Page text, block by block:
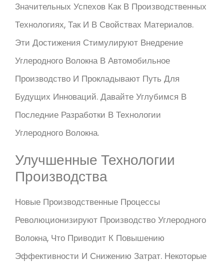
Значительных Успехов Как В Производственных
Технологиях, Так И В Свойствах Материалов.
Эти Достижения Стимулируют Внедрение
Углеродного Волокна В Автомобильное
Производство И Прокладывают Путь Для
Будущих Инноваций. Давайте Углубимся В
Последние Разработки В Технологии
Углеродного Волокна.
Улучшенные Технологии
Производства
Новые Производственные Процессы
Революционизируют Производство Углеродного
Волокна, Что Приводит К Повышению
Эффективности И Снижению Затрат. Некоторые